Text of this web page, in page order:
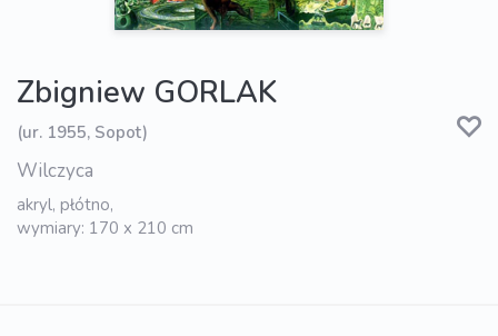
Zbigniew GORLAK
(ur. 1955, Sopot)
Wilczyca
akryl, płótno,
wymiary: 170 x 210 cm